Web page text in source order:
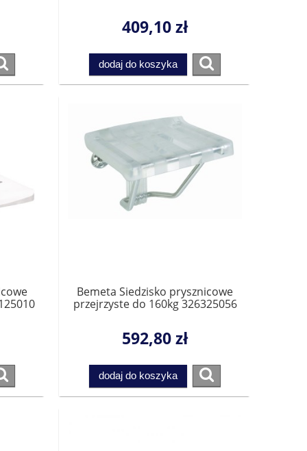
409,10 zł
dodaj do koszyka
Bemeta Siedzisko prysznicowe
przejrzyste do 160kg 326325056
592,80 zł
dodaj do koszyka